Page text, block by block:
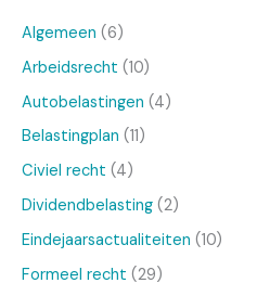
Algemeen (6)
Arbeidsrecht (10)
Autobelastingen (4)
Belastingplan (11)
Civiel recht (4)
Dividendbelasting (2)
Eindejaarsactualiteiten (10)
Formeel recht (29)